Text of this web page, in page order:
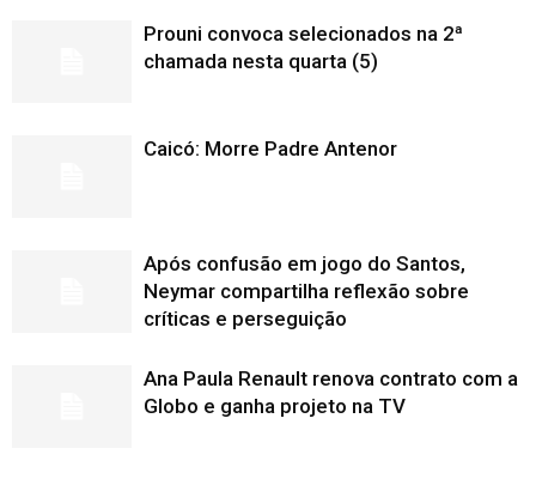
Prouni convoca selecionados na 2ª
chamada nesta quarta (5)
Caicó: Morre Padre Antenor
Após confusão em jogo do Santos,
Neymar compartilha reflexão sobre
críticas e perseguição
Ana Paula Renault renova contrato com a
Globo e ganha projeto na TV